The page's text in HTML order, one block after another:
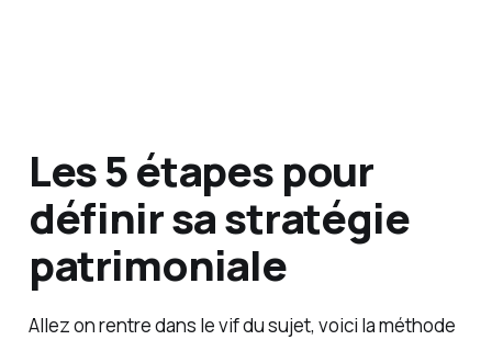
Les 5 étapes pour
définir sa stratégie
patrimoniale
Allez on rentre dans le vif du sujet, voici la méthode